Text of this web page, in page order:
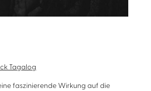
Tagalog
faszinierende Wirkung auf die